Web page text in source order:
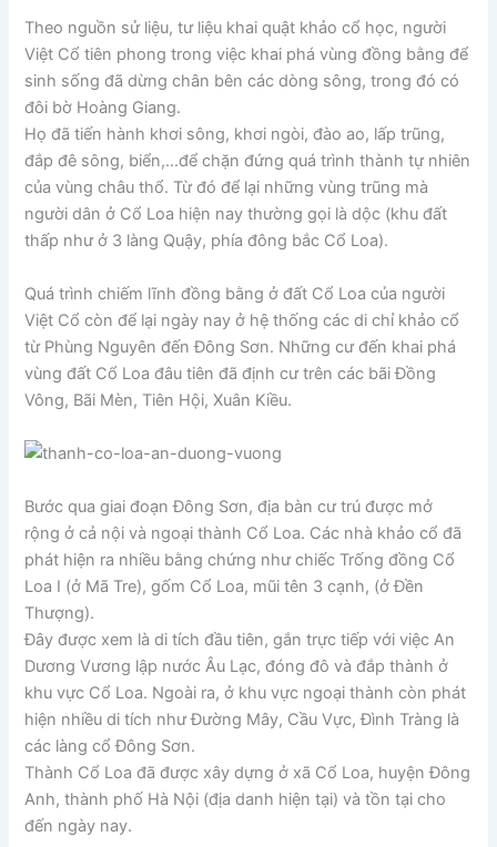
Theo nguồn sử liệu, tư liệu khai quật khảo cổ học, người
Việt Cổ tiên phong trong việc khai phá vùng đồng bằng để
sinh sống đã dừng chân bên các dòng sông, trong đó có
đôi bờ Hoàng Giang.
Họ đã tiến hành khơi sông, khơi ngòi, đào ao, lấp trũng,
đắp đê sông, biển,…để chặn đứng quá trình thành tự nhiên
của vùng châu thổ. Từ đó để lại những vùng trũng mà
người dân ở Cổ Loa hiện nay thường gọi là dộc (khu đất
thấp như ở 3 làng Quậy, phía đông bắc Cổ Loa).
Quá trình chiếm lĩnh đồng bằng ở đất Cổ Loa của người
Việt Cổ còn để lại ngày nay ở hệ thống các di chỉ khảo cổ
từ Phùng Nguyên đến Đông Sơn. Những cư đến khai phá
vùng đất Cổ Loa đâu tiên đã định cư trên các bãi Đồng
Vông, Bãi Mèn, Tiên Hội, Xuân Kiều.
Bước qua giai đoạn Đông Sơn, địa bàn cư trú được mở
rộng ở cả nội và ngoại thành Cổ Loa. Các nhà khảo cổ đã
phát hiện ra nhiều bằng chứng như chiếc Trống đồng Cổ
Loa I (ở Mã Tre), gốm Cổ Loa, mũi tên 3 cạnh, (ở Đền
Thượng).
Đây được xem là di tích đầu tiên, gắn trực tiếp với việc An
Dương Vương lập nước Âu Lạc, đóng đô và đắp thành ở
khu vực Cổ Loa. Ngoài ra, ở khu vực ngoại thành còn phát
hiện nhiều di tích như Đường Mây, Cầu Vực, Đình Tràng là
các làng cổ Đông Sơn.
Thành Cổ Loa đã được xây dựng ở xã Cổ Loa, huyện Đông
Anh, thành phố Hà Nội (địa danh hiện tại) và tồn tại cho
đến ngày nay.